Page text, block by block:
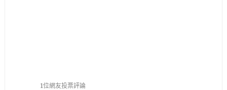
1位網友投票評論